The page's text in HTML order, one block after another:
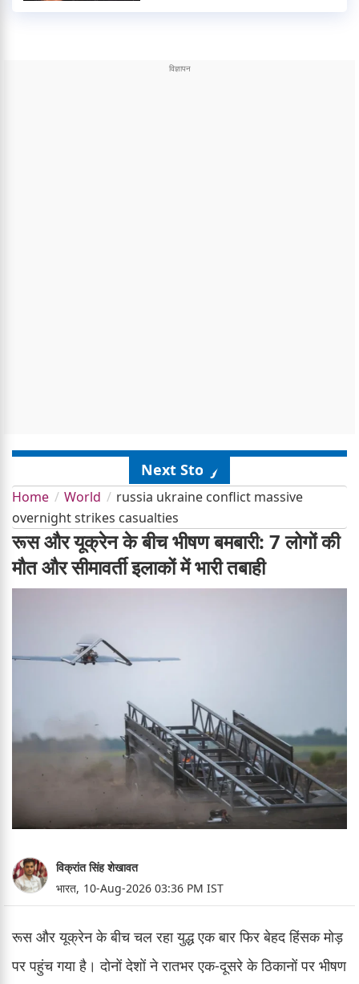
Next Story
Home World
russia ukraine conflict massive
overnight strikes casualties
रूस और यूक्रेन के बीच भीषण बमबारी: 7 लोगों की
मौत और सीमावर्ती इलाकों में भारी तबाही
विक्रांत सिंह शेखावत
भारत, 10-Aug-2026 03:36 PM IST
रूस और यूक्रेन के बीच चल रहा युद्ध एक बार फिर बेहद हिंसक मोड़
पर पहुंच गया है। दोनों देशों ने रातभर एक-दूसरे के ठिकानों पर भीषण